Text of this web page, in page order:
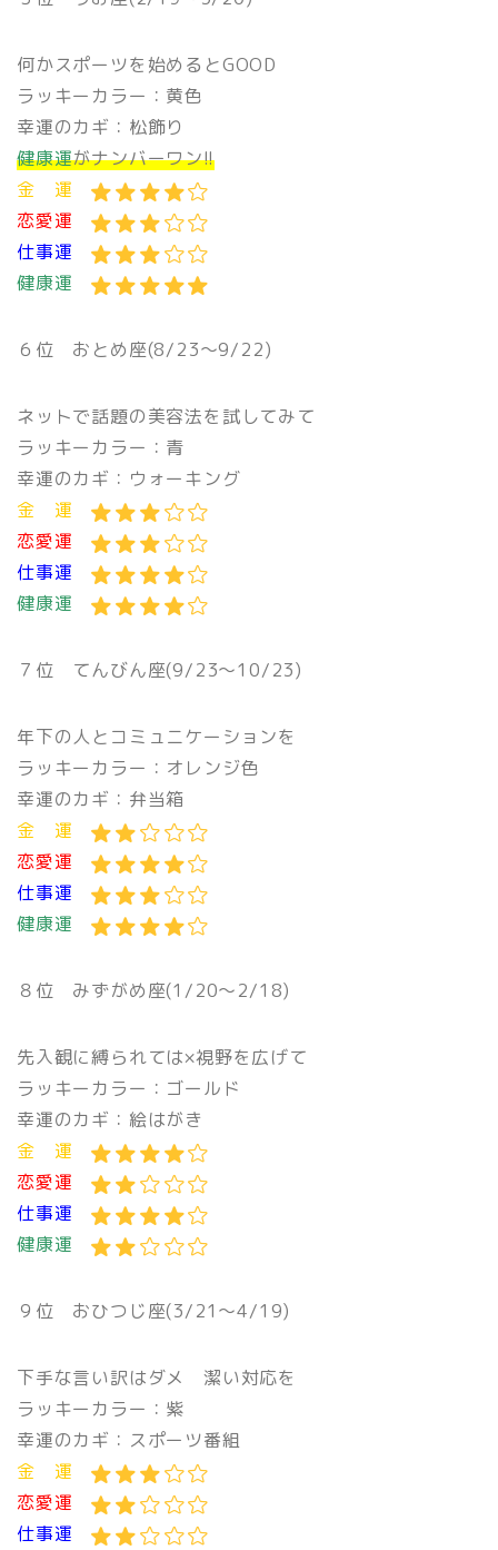
何かスポーツを始めるとGOOD
ラッキーカラー：黄色
幸運のカギ：松飾り
健康運がナンバーワン!!
金 運
恋愛運
仕事運
健康運
６位 おとめ座(8/23〜9/22)
ネットで話題の美容法を試してみて
ラッキーカラー：青
幸運のカギ：ウォーキング
金 運
恋愛運
仕事運
健康運
７位 てんびん座(9/23〜10/23)
年下の人とコミュニケーションを
ラッキーカラー：オレンジ色
幸運のカギ：弁当箱
金 運
恋愛運
仕事運
健康運
８位 みずがめ座(1/20〜2/18)
先入観に縛られては×視野を広げて
ラッキーカラー：ゴールド
幸運のカギ：絵はがき
金 運
恋愛運
仕事運
健康運
９位 おひつじ座(3/21〜4/19)
下手な言い訳はダメ 潔い対応を
ラッキーカラー：紫
幸運のカギ：スポーツ番組
金 運
恋愛運
仕事運